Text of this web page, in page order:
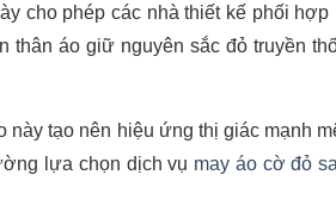
cho phép các nhà thiết kế phối
thân áo giữ nguyên sắc đỏ truyền
này tạo nên hiệu ứng thị giác mạnh
lựa chọn dịch vụ may áo cờ đỏ